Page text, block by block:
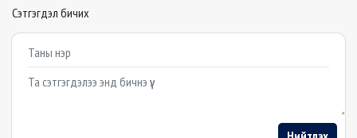
Сэтгэгдэл бичих
Example textarea